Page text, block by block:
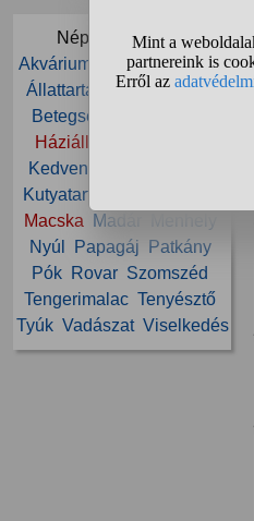
Népszerű témák:
Akvárium
Állat Állatorvos
Állattartás
Állatvédelem
Betegség
Háziállat
Kedvenc
Kutyatartás
Macska
Madár
Nyúl
Papagáj
Patkány
Pók Rovar Szomszéd
Tengerimalac Tenyésztő
Tyúk Vadászat Viselkedés